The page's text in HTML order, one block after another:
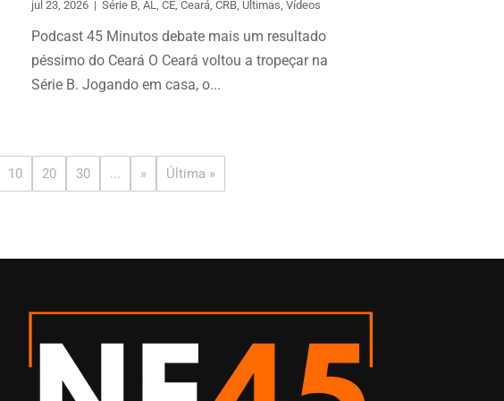
jul 23, 2026 | Série B, AL, CE, Ceará, CRB, Últimas, Vídeos
Podcast 45 Minutos debate mais um resultado
péssimo do Ceará O Ceará voltou a tropeçar na
Série B. Jogando em casa, o...
10 20 30 ... » Última »